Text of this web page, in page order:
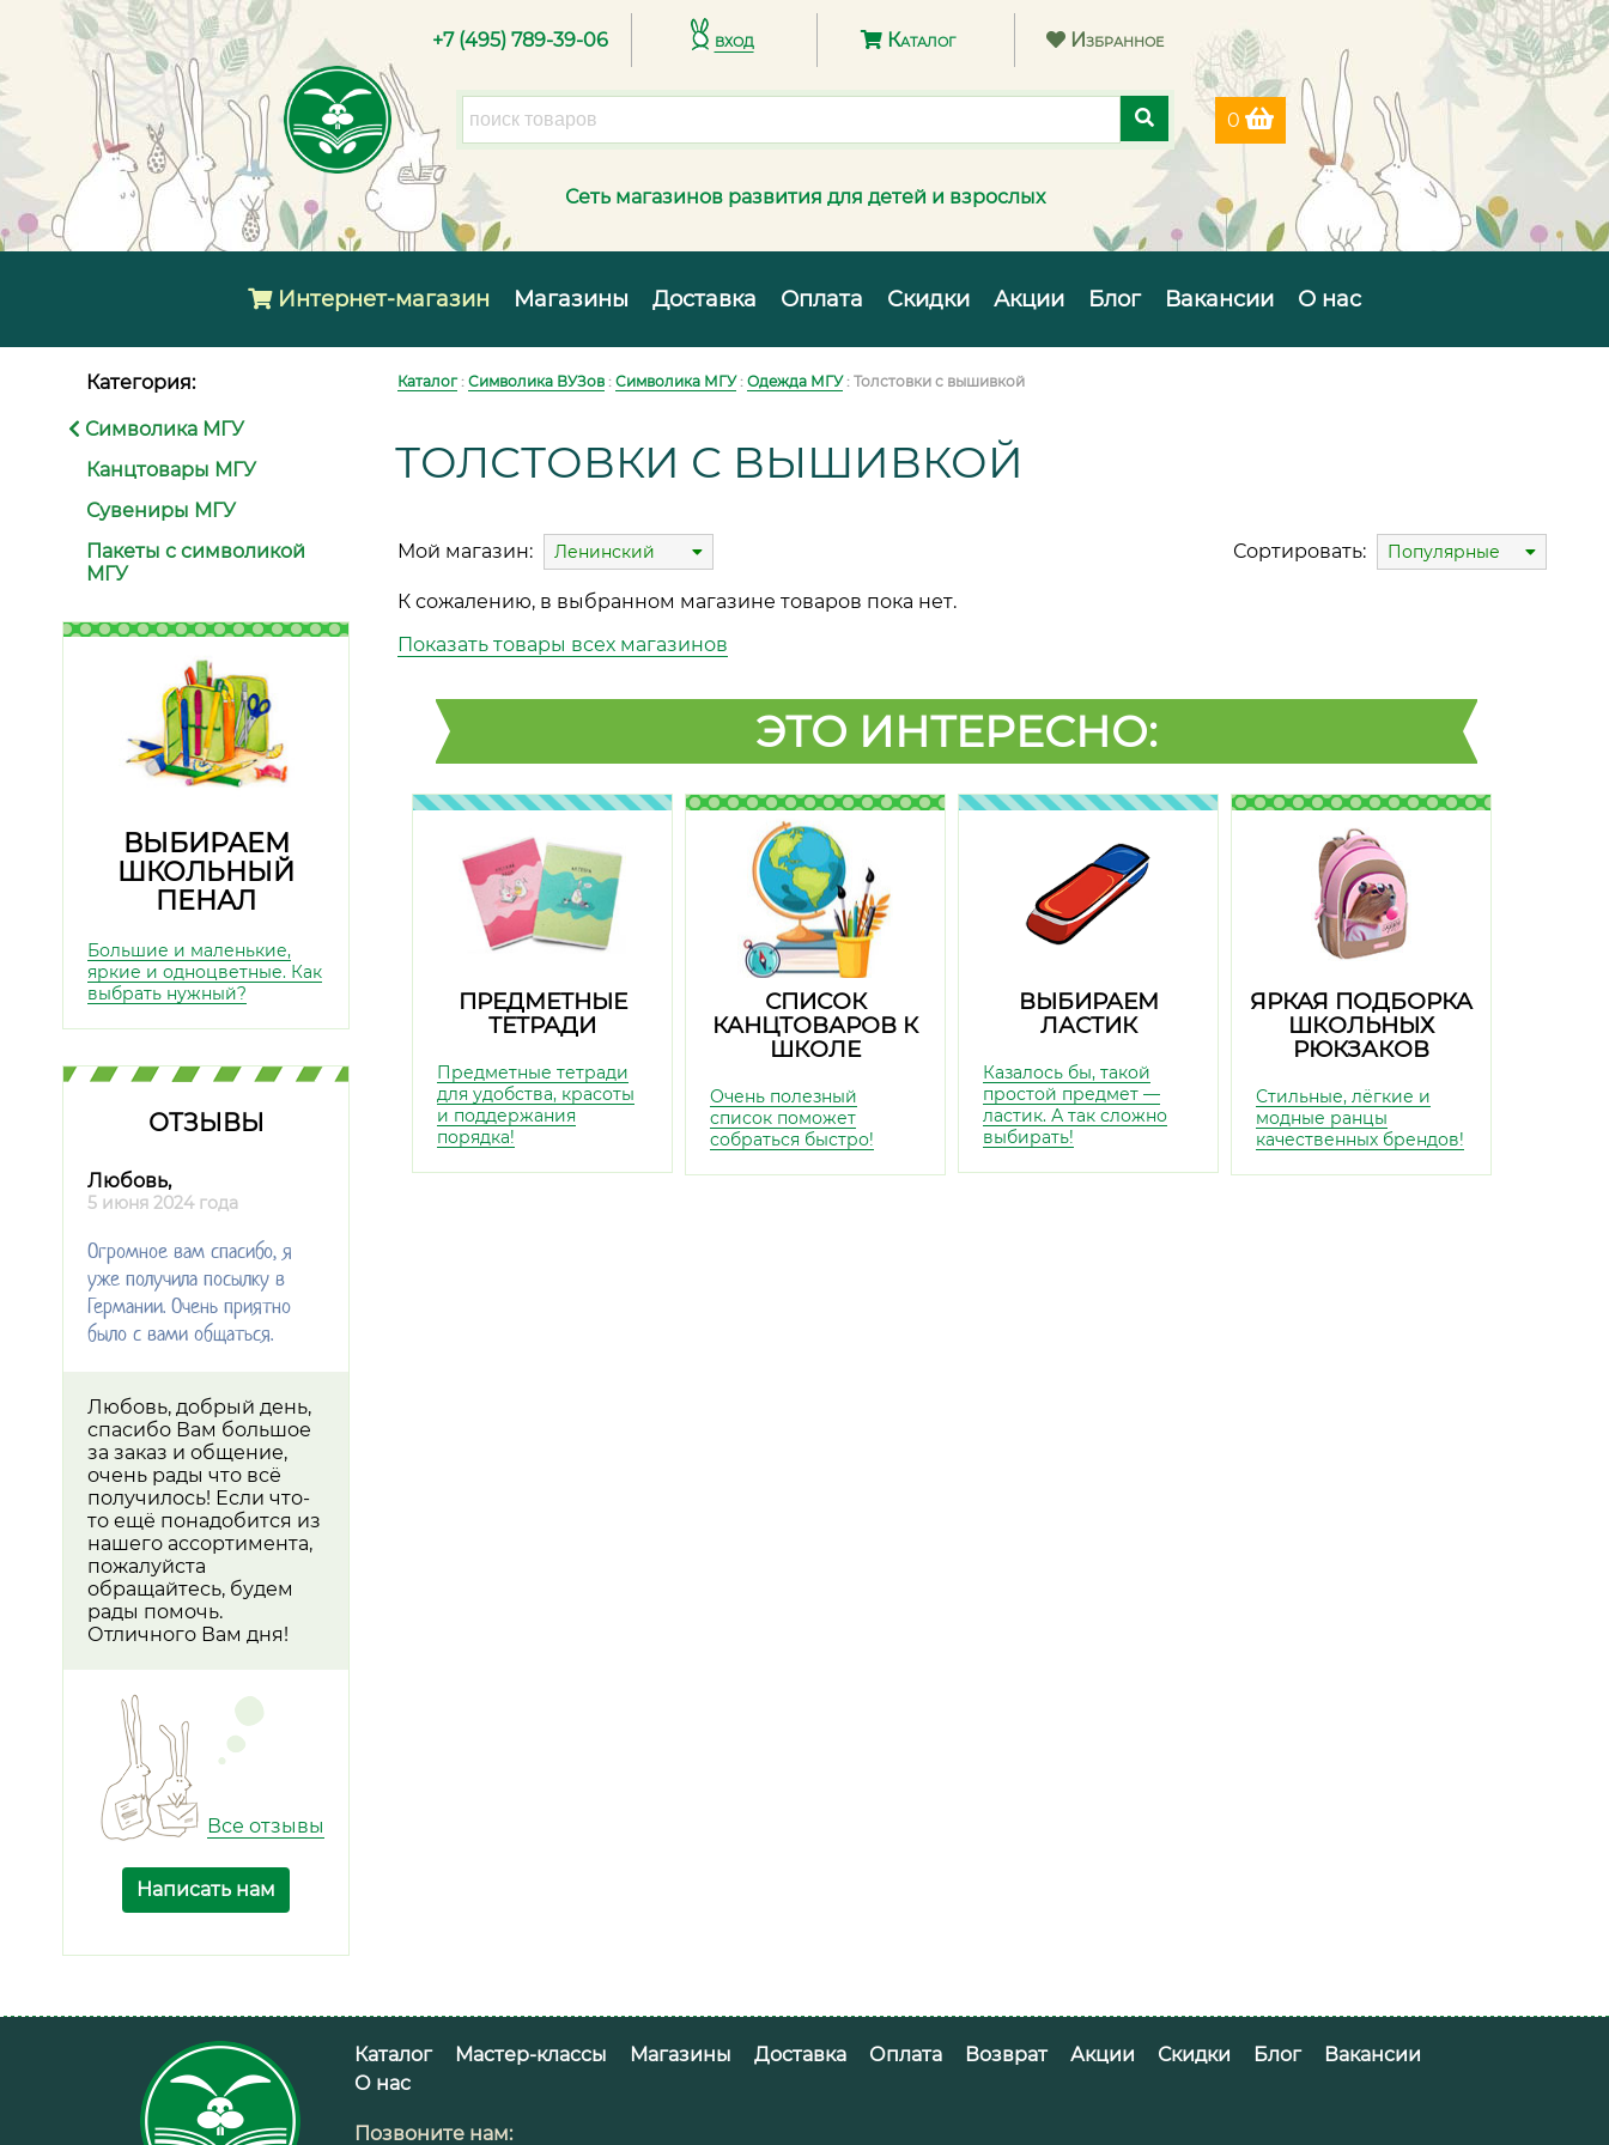
+7 (495) 789-39-06 вход Каталог Избранное
0
Сеть магазинов развития для детей и взрослых
Интернет-магазин Магазины Доставка Оплата Скидки Акции Блог Вакансии О нас
Категория:
Символика МГУ
Канцтовары МГУ
Сувениры МГУ
Пакеты с символикой
МГУ
ВЫБИРАЕМ
ШКОЛЬНЫЙ
ПЕНАЛ
Большие и маленькие,
яркие и одноцветные. Как
выбрать нужный?
ОТЗЫВЫ
Любовь,
5 июня 2024 года
Огромное вам спасибо, я
уже получила посылку в
Германии. Очень приятно
было с вами общаться.
Любовь, добрый день,
спасибо Вам большое
за заказ и общение,
очень рады что всё
получилось! Если что-
то ещё понадобится из
нашего ассортимента,
пожалуйста
обращайтесь, будем
рады помочь.
Отличного Вам дня!
Все отзывы
Написать нам
Каталог: Символика ВУЗов : Символика МГУ: Одежда МГУ: Толстовки с вышивкой
ТОЛСТОВКИ С ВЫШИВКОЙ
Мой магазин: Ленинский Сортировать: Популярные
К сожалению, в выбранном магазине товаров пока нет.
Показать товары всех магазинов
ЭТО ИНТЕРЕСНО:
ПРЕДМЕТНЫЕ
ТЕТРАДИ
Предметные тетради
для удобства, красоты
и поддержания
порядка!
СПИСОК
КАНЦТОВАРОВ К
ШКОЛЕ
Очень полезный
список поможет
собраться быстро!
ВЫБИРАЕМ
ЛАСТИК
Казалось бы, такой
простой предмет —
ластик. А так сложно
выбирать!
ЯРКАЯ ПОДБОРКА
ШКОЛЬНЫХ
РЮКЗАКОВ
Стильные, лёгкие и
модные ранцы
качественных брендов!
Каталог Мастер-классы Магазины Доставка Оплата Возврат Акции Скидки Блог
Вакансии
О нас
Позвоните нам: